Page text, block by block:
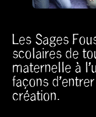
Les Sages
scolaires de
maternelle à
façons
création.